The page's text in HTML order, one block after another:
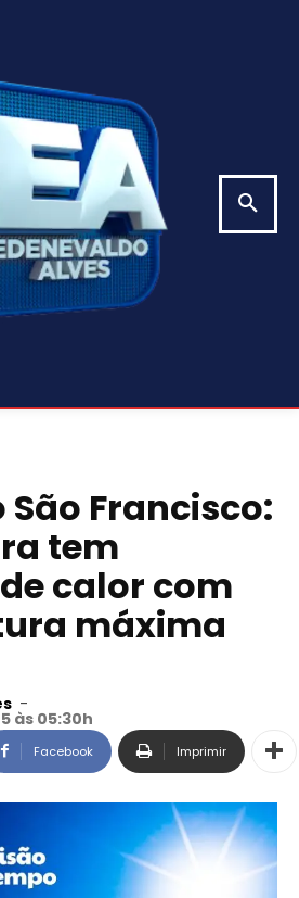
São Francisco:
tem
calor com
máxima
-
às 05:30h
Facebook Imprimir